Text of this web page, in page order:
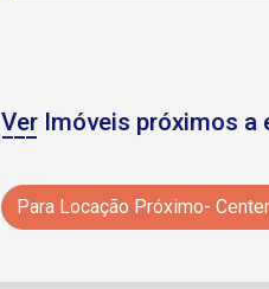
Ver Imóveis próximos a
Para Locação Próximo-